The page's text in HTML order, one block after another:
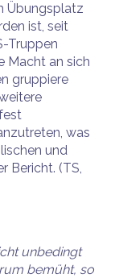
Übungsplatz
ist, seit
Truppen
Macht an sich
gruppiere
was
und
Bericht. (TS,
unbedingt
bemüht, so